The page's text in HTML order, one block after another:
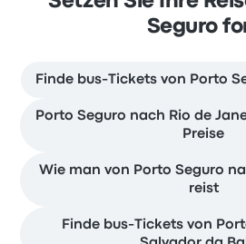
Seguro
Finde bus-Tickets von Porto
Porto Seguro nach Rio de
Preise
Wie man von Porto Seguro
reist
Finde bus-Tickets von